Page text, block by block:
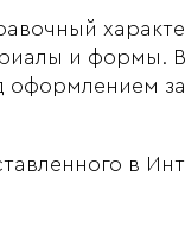
и формы. В
в